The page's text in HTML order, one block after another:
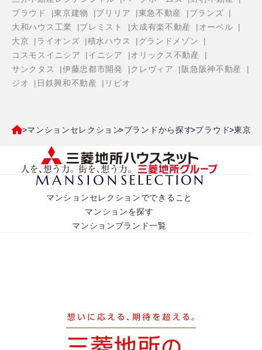
プラウド
東京建物 ブリリア 東急不動産
ブランズ
大和ハウス工業
プレミスト 大成有楽不動産
オーベル
大京
ライオンズ 積水ハウス
グランドメゾン
コスモスイニシア
イニシア
オリックス不動産
サンクタス
伊藤忠都市開発 クレヴィア
阪急阪神不動産
ジオ
日鉄興和不動産 リビオ
マンションセレクション ブランドから探す プラウド 東京都
マンションセレクションでできること
マンションを探す
マンションブランド一覧